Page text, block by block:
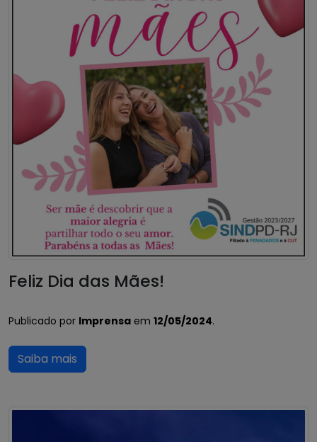
Feliz Dia das Mães!
Publicado por Imprensa em 12/05/2024.
Saiba mais